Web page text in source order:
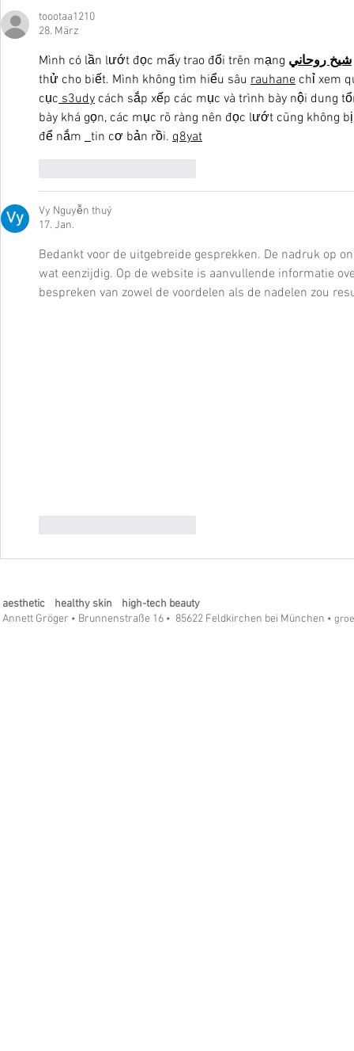
Revolution in der Hautpflege!
toootaa1210
28. März
Mình có lần lướt đọc mấy trao đổi trên mạng شيخ روحاني
thử cho biết. Mình không tìm hiểu sâu rauhane chỉ xem
cục s3udy cách sắp xếp các mục và trình bày nội dung
bày khá gọn, các mục rõ ràng nên đọc lướt cũng không
để nắm
tin cơ bản rồi. q8yat
Vy Nguyễn thuý
17. Jan.
Bedankt voor de uitgebreide gesprekken. De nadruk op
wat eenzijdig. Op de website is aanvullende informatie
bespreken van zowel de voordelen als de nadelen zou
aesthetic healthy skin high-tech beauty
Annett Gröger • Brunnenstraße 16 • 85622 Feldkirchen bei München •